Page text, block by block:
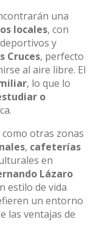
una
locales, con
y
Cruces, perfecto
al aire libre. El
, lo que lo
o
otras zonas
, cafeterías
en
Lázaro
estilo de vida
un entorno
las ventajas de